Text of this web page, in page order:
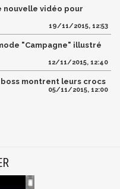
nouvelle vidéo pour
19/11/2015, 12:53
"Campagne" illustré
12/11/2015, 12:40
montrent leurs crocs
05/11/2015, 12:00